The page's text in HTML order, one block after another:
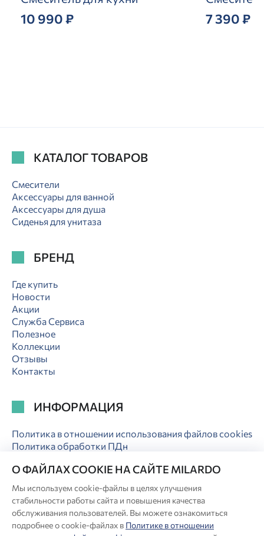
10 990 ₽ 7 390 ₽
КАТАЛОГ ТОВАРОВ
Смесители
Аксессуары для ванной
Аксессуары для душа
Сиденья для унитаза
БРЕНД
Где купить
Новости
Акции
Служба Сервиса
Полезное
Коллекции
Отзывы
Контакты
ИНФОРМАЦИЯ
Политика в отношении использования файлов cookies
Политика обработки ПДн
© Milardo
О ФАЙЛАХ COOKIE НА САЙТЕ MILARDO
Мы используем cookie-файлы в целях улучшения
стабильности работы сайта и повышения качества
обслуживания пользователей. Вы можете ознакомиться
подробнее о cookie-файлах в Политике в отношении